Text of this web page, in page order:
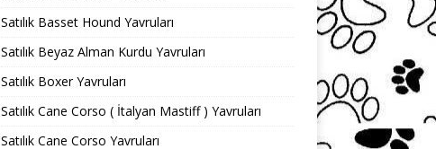
Satılık Basset Hound Yavruları
Satılık Beyaz Alman Kurdu Yavruları
Satılık Boxer Yavruları
Satılık Cane Corso ( İtalyan Mastiff ) Yavruları
Satılık Cane Corso Yavruları